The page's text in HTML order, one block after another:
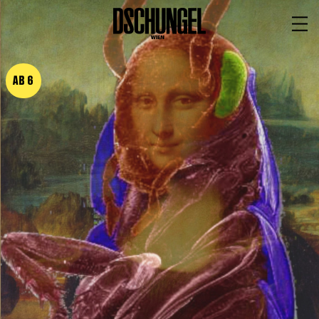
BARRIEREFREI
PROGRAMM
Spielplan
Vorstellungen
Wild & Schön Festival
Gastspiele
Extras
Available for Touring
Archiv
MITSPIELEN
AB 6